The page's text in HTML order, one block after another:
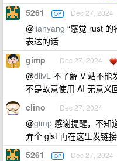
5261 OP Dec 27, 2024
@jianyang “感觉 rust 的
表达的话
gimp Dec 27, 2024
@diivL 不了解 V 站不能
不是故意使用 AI 无意义
clino Dec 27, 2024
@gimp 感谢提醒，不知
弄个 gist 再在这里发链
5261 OP Dec 27, 2024